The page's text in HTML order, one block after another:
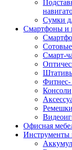
Сумки
Смартфоны и
Смарт-
Фитнес-
Консоли
Ремешки
Офисная
Инструменты